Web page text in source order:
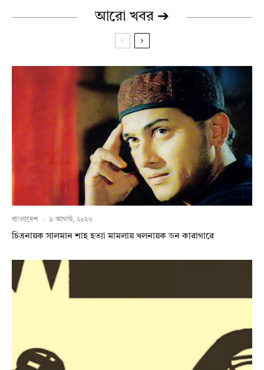
আরো খবর ➔
বাংলাদেশ · ৯ আগস্ট, ২০২৬
চিত্রনায়ক সালমান শাহ হত্যা মামলায় খলনায়ক ডন কারাগারে